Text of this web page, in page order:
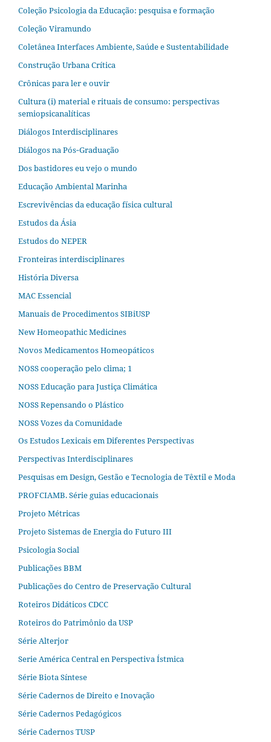
Coleção Psicologia da Educação: pesquisa e formação
Coleção Viramundo
Coletânea Interfaces Ambiente, Saúde e Sustentabilidade
Construção Urbana Crítica
Crônicas para ler e ouvir
Cultura (i) material e rituais de consumo: perspectivas
semiopsicanalíticas
Diálogos Interdisciplinares
Diálogos na Pós‐Graduação
Dos bastidores eu vejo o mundo
Educação Ambiental Marinha
Escrevivências da educação física cultural
Estudos da Ásia​
Estudos do NEPER
Fronteiras interdisciplinares
História Diversa
MAC Essencial
Manuais de Procedimentos SIBiUSP
New Homeopathic Medicines
Novos Medicamentos Homeopáticos
NOSS cooperação pelo clima; 1
NOSS Educação para Justiça Climática
NOSS Repensando o Plástico
NOSS Vozes da Comunidade
Os Estudos Lexicais em Diferentes Perspectivas
Perspectivas Interdisciplinares
Pesquisas em Design, Gestão e Tecnologia de Têxtil e Moda
PROFCIAMB. Série guias educacionais
Projeto Métricas
Projeto Sistemas de Energia do Futuro III
Psicologia Social
Publicações BBM
Publicações do Centro de Preservação Cultural
Roteiros Didáticos CDCC
Roteiros do Patrimônio da USP
Série Alterjor
Serie América Central en Perspectiva Ístmica
Série Biota Síntese
Série Cadernos de Direito e Inovação
Série Cadernos Pedagógicos
Série Cadernos TUSP